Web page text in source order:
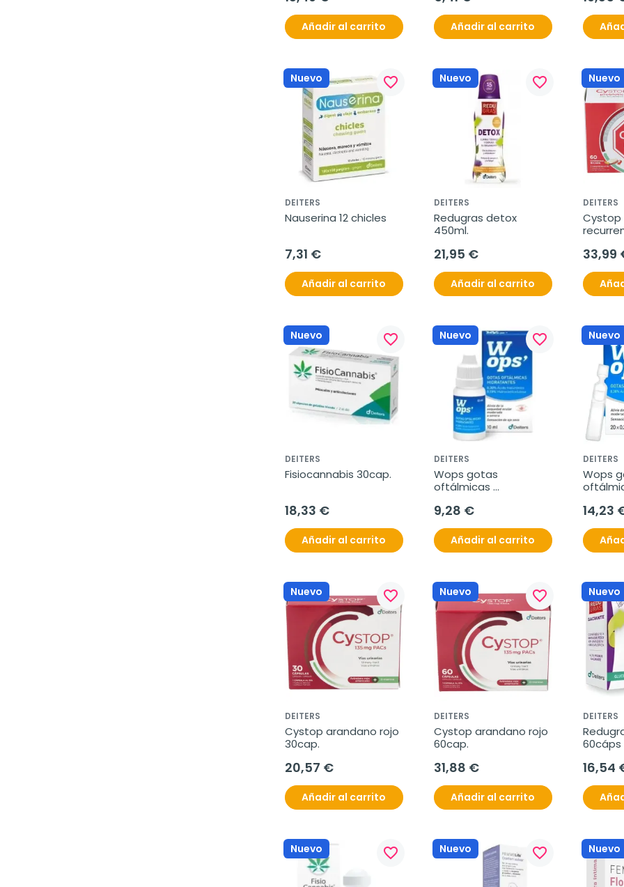
Añadir al carrito Añadir al carrito
Nuevo favorite_border
DEITERS
Nauserina 12 chicles
7,31 €
Añadir al carrito
Nuevo favorite_border
DEITERS
Redugras detox
450ml.
21,95 €
Añadir al carrito
Nuevo
DEITERS
33,99
Nuevo favorite_border
DEITERS
Fisiocannabis 30cap.
18,33 €
Añadir al carrito
Nuevo favorite_border
DEITERS
Wops gotas
oftálmicas
9,28 €
Añadir al carrito
Nuevo
DEITERS
Wops
14,23
Nuevo favorite_border
DEITERS
Cystop arandano rojo
30cap.
20,57 €
Añadir al carrito
Nuevo favorite_border
DEITERS
Cystop arandano rojo
60cap.
31,88 €
Añadir al carrito
Nuevo
DEITERS
60cáps
16,54
Nuevo favorite_border Nuevo favorite_border Nuevo